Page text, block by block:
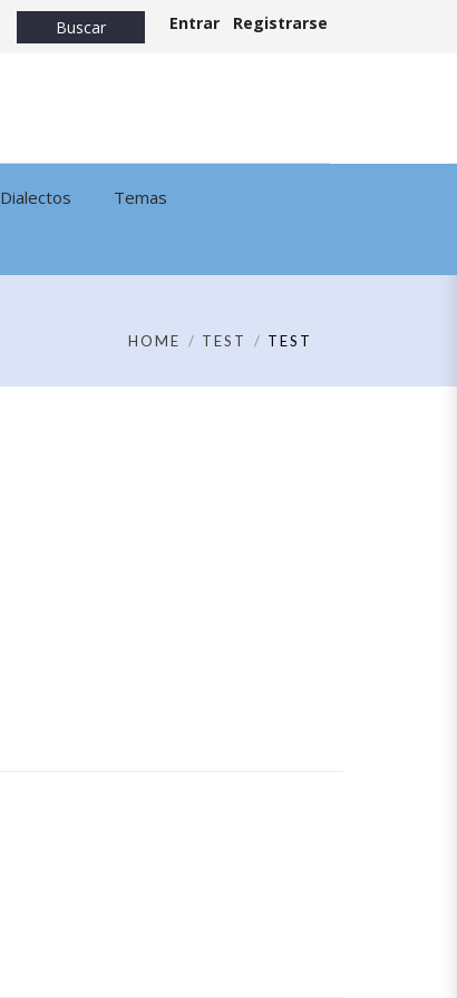
Entrar Registrarse
Dialectos Temas
HOME TEST TEST